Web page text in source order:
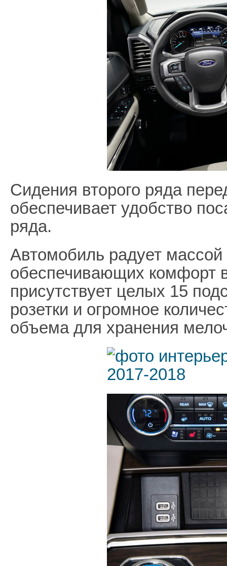
Сидения второго ряда
обеспечивает удобство
ряда.
Автомобиль радует
обеспечивающих комфорт
присутствует целых 15
розетки и огромное
объема для хранения